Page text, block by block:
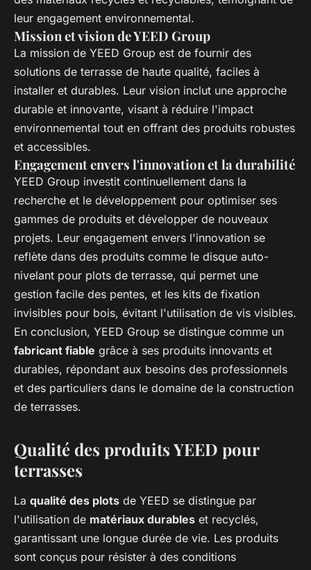
leur engagement environnemental.
Mission et vision de YEED Group
La mission de YEED Group est de fournir des
solutions de terrasse de haute qualité, faciles à
installer et durables. Leur vision inclut une approche
durable et innovante, visant à réduire l'impact
environnemental tout en offrant des produits robustes
et accessibles.
Engagement envers l'innovation et la durabilité
YEED Group investit continuellement dans la
recherche et le développement pour optimiser ses
gammes de produits et développer de nouveaux
projets. Leur engagement envers l'innovation se
reflète dans des produits comme le disque auto-
nivelant pour plots de terrasse, qui permet une
gestion facile des pentes, et les kits de fixation
invisibles pour bois, évitant l'utilisation de vis visibles.
En conclusion, YEED Group se distingue comme un
fabricant fiable grâce à ses produits innovants et
durables, répondant aux besoins des professionnels
et des particuliers dans le domaine de la construction
de terrasses.
Qualité des produits YEED pour
terrasses
La qualité des plots de YEED se distingue par
l'utilisation de matériaux durables et recyclés,
garantissant une longue durée de vie. Les produits
sont conçus pour résister à des conditions